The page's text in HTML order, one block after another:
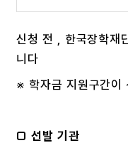
신청 전 , 한국장학재
니다
※ 학자금 지원구간이
□ 선발 기관